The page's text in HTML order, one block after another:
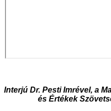
Interjú Dr. Pesti Imrével, a
és Értékek